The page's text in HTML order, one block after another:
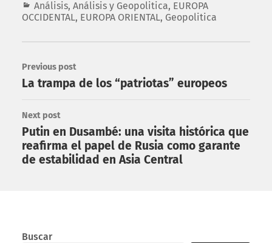
Análisis, Análisis y Geopolitica, EUROPA
OCCIDENTAL, EUROPA ORIENTAL, Geopolitica
Previous post
La trampa de los “patriotas” europeos
Next post
Putin en Dusambé: una visita histórica que
reafirma el papel de Rusia como garante
de estabilidad en Asia Central
Buscar